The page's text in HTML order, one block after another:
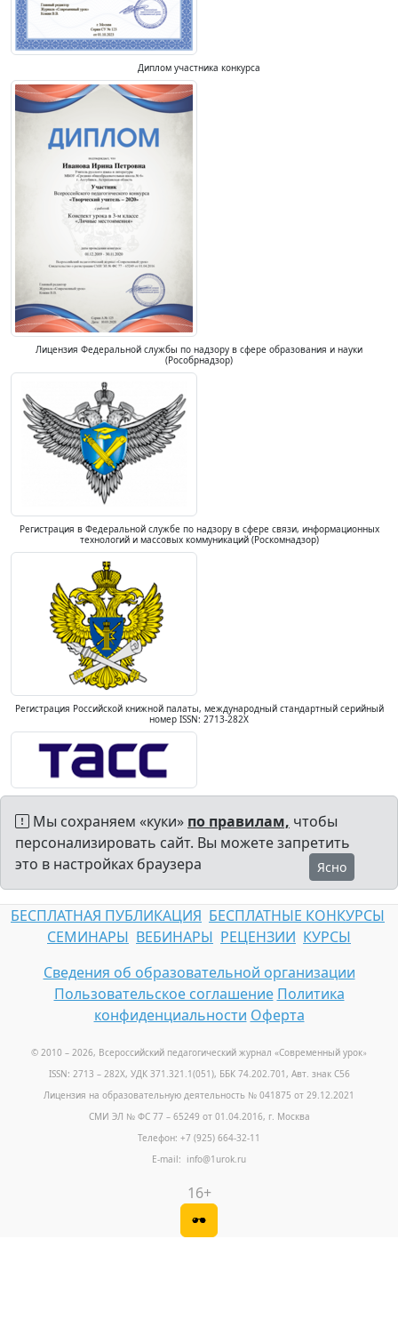
Диплом участника конкурса
Лицензия Федеральной службы по надзору в сфере образования и науки
(Рособрнадзор)
Регистрация в Федеральной службе по надзору в сфере связи, информационных
технологий и массовых коммуникаций (Роскомнадзор)
Регистрация Российской книжной палаты, международный стандартный серийный
номер ISSN: 2713-282X
Мы сохраняем «куки» по правилам, чтобы
персонализировать сайт. Вы можете запретить
это в настройках браузера
Ясно
БЕСПЛАТНАЯ ПУБЛИКАЦИЯ БЕСПЛАТНЫЕ КОНКУРСЫ
СЕМИНАРЫ ВЕБИНАРЫ РЕЦЕНЗИИ КУРСЫ
Сведения об образовательной организации
Пользовательское соглашение Политика
конфиденциальности Оферта
© 2010 – 2026, Всероссийский педагогический журнал «Современный урок»
ISSN: 2713 – 282X, УДК 371.321.1(051), ББК 74.202.701, Авт. знак С56
Лицензия на образовательную деятельность № 041875 от 29.12.2021
СМИ ЭЛ № ФС 77 – 65249 от 01.04.2016, г. Москва
Телефон: +7 (925) 664-32-11
E-mail: info@1urok.ru
16+